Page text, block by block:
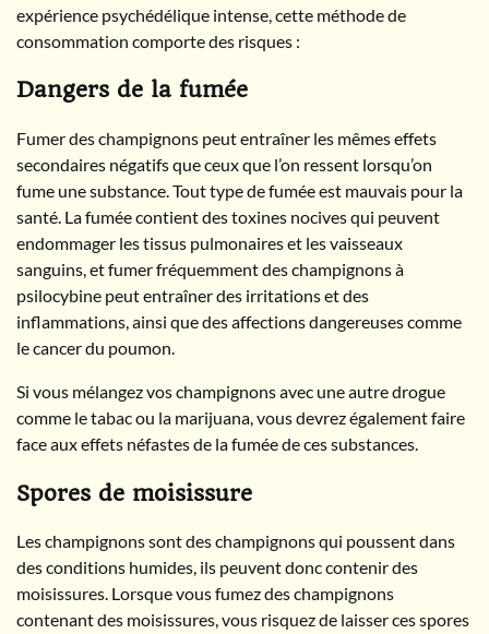
expérience psychédélique intense, cette méthode de
consommation comporte des risques :
Dangers de la fumée
Fumer des champignons peut entraîner les mêmes effets
secondaires négatifs que ceux que l’on ressent lorsqu’on
fume une substance. Tout type de fumée est mauvais pour la
santé. La fumée contient des toxines nocives qui peuvent
endommager les tissus pulmonaires et les vaisseaux
sanguins, et fumer fréquemment des champignons à
psilocybine peut entraîner des irritations et des
inflammations, ainsi que des affections dangereuses comme
le cancer du poumon.
Si vous mélangez vos champignons avec une autre drogue
comme le tabac ou la marijuana, vous devrez également faire
face aux effets néfastes de la fumée de ces substances.
Spores de moisissure
Les champignons sont des champignons qui poussent dans
des conditions humides, ils peuvent donc contenir des
moisissures. Lorsque vous fumez des champignons
contenant des moisissures, vous risquez de laisser ces spores